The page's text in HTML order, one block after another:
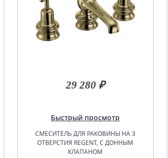
29 280 ₽
Быстрый просмотр
СМЕСИТЕЛЬ ДЛЯ РАКОВИНЫ НА 3
ОТВЕРСТИЯ REGENT, С ДОННЫМ
КЛАПАНОМ